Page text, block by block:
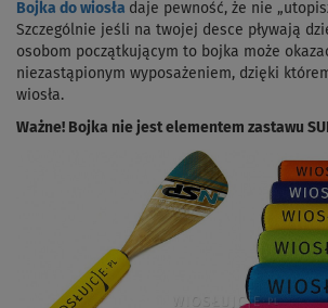
Bojka do wiosła daje pewność, że nie
Szczególnie jeśli na twojej desce pływają
osobom początkującym to bojka może
niezastąpionym wyposażeniem, dzięki
wiosła.
Ważne! Bojka nie jest elementem zastawu